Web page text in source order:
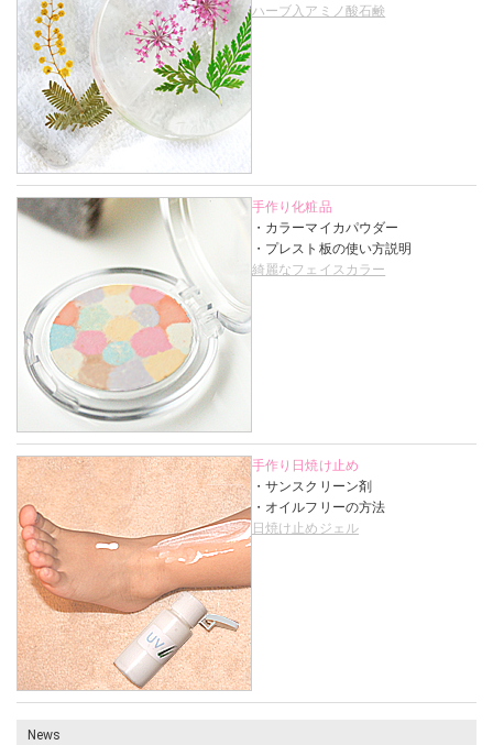
ハーブ入アミノ酸石鹸
手作り化粧品
・カラーマイカパウダー
・プレスト板の使い方説明
綺麗なフェイスカラー
手作り日焼け止め
・サンスクリーン剤
・オイルフリーの方法
日焼け止めジェル
News